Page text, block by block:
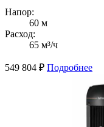
Напор:
60 м
Расход:
65 м³/ч
549 804 ₽ Подробнее